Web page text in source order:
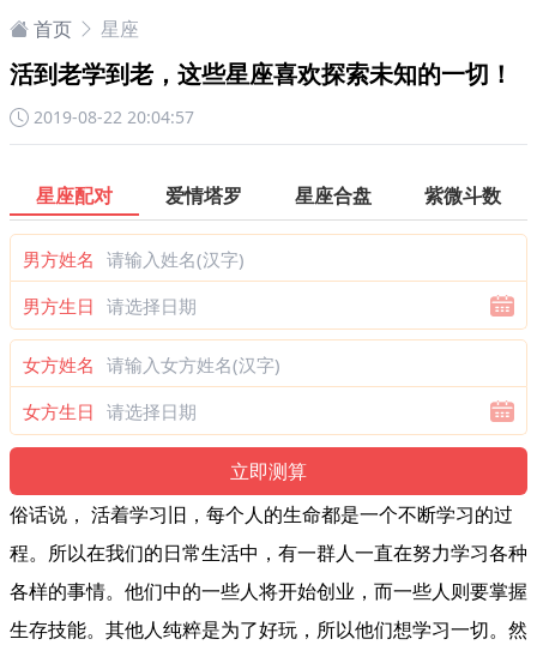
首页 星座
活到老学到老，这些星座喜欢探索未知的一切！
2019-08-22 20:04:57
星座配对 爱情塔罗 星座合盘 紫微斗数
男方姓名
男方生日
女方姓名
女方生日
俗话说， 活着学习旧，每个人的生命都是一个不断学习的过
程。所以在我们的日常生活中，有一群人一直在努力学习各种
各样的事情。他们中的一些人将开始创业，而一些人则要掌握
生存技能。其他人纯粹是为了好玩，所以他们想学习一切。然